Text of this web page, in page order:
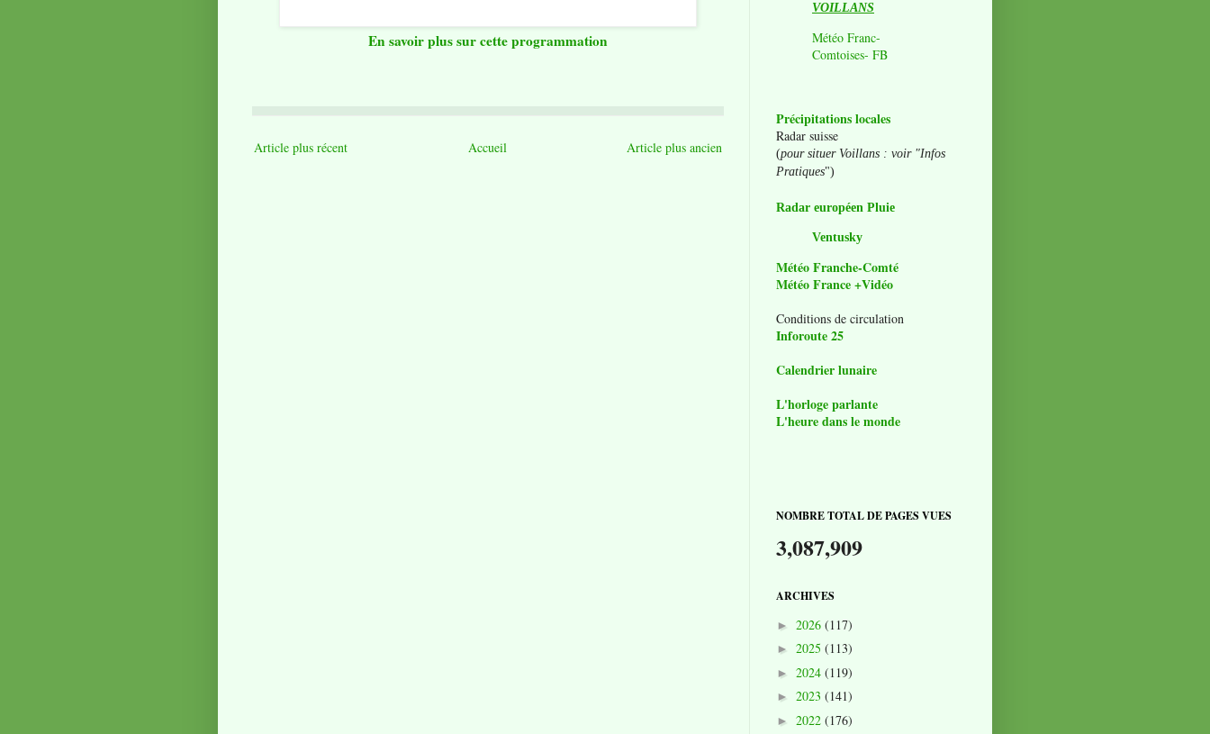
En savoir plus sur cette programmation
Article plus récent Article plus ancien
Accueil
VOILLANS
Météo Franc-
Comtoises- FB
Précipitations locales
Radar suisse
(pour situer Voillans : voir "Infos
Pratiques")
Radar européen Pluie
Ventusky
Météo Franche-Comté
Météo France +Vidéo
Conditions de circulation
Inforoute 25
Calendrier lunaire
L'horloge parlante
L'heure dans le monde
NOMBRE TOTAL DE PAGES VUES
3,087,909
ARCHIVES
► 2026 (117)
► 2025 (113)
► 2024 (119)
► 2023 (141)
► 2022 (176)